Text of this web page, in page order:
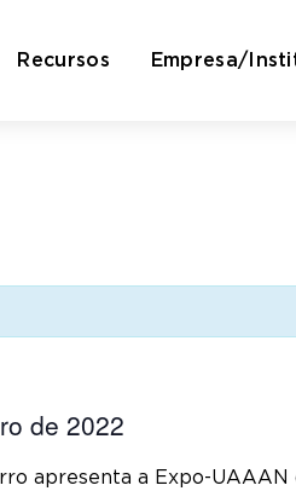
Recursos Empresa/
de 2022
apresenta a Expo-